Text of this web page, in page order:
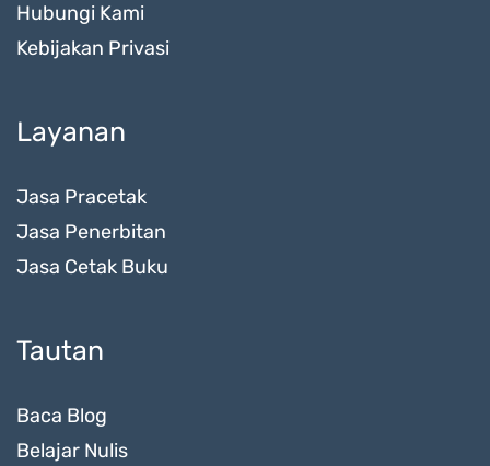
Hubungi Kami
Kebijakan Privasi
Layanan
Jasa Pracetak
Jasa Penerbitan
Jasa Cetak Buku
Tautan
Baca Blog
Belajar Nulis